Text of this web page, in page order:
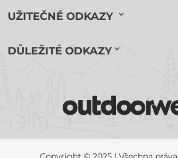
UŽITEČNÉ ODKAZY
DŮLEŽITÉ ODKAZY